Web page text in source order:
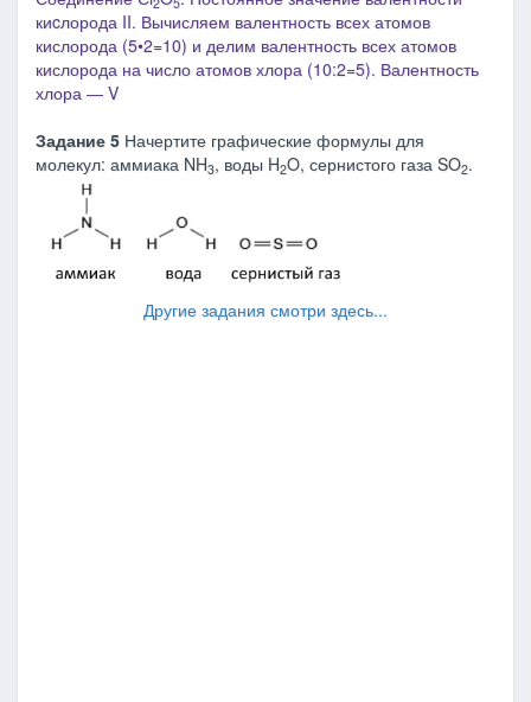
киcлорода II. Вычисляем валентность всех атомов
кислорода (5•2=10) и делим валентность всех атомов
кислорода на число атомов хлора (10:2=5). Валентность
хлора ― V
Задание 5 Начертите графические формулы для
молекул: аммиака NH3, воды H2O, сернистого газа SO2.
Другие задания смотри здесь...